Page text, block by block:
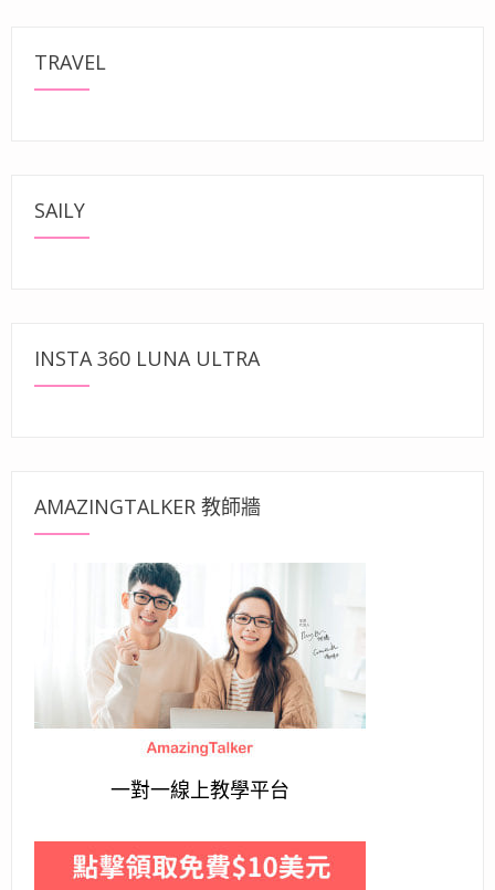
TRAVEL
SAILY
INSTA 360 LUNA ULTRA
AMAZINGTALKER 教師牆
一對一線上教學平台